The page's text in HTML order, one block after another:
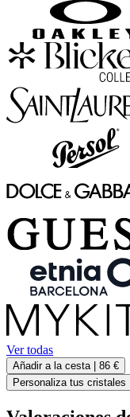
Ver todas
Añadir a la cesta | 86 €
Personaliza tus cristales